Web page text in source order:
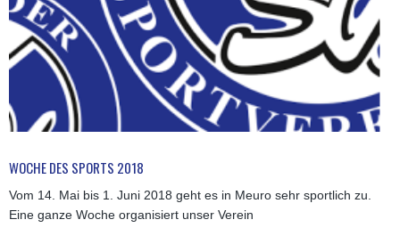
WOCHE DES SPORTS 2018
Vom 14. Mai bis 1. Juni 2018 geht es in Meuro sehr sportlich zu.
Eine ganze Woche organisiert unser Verein